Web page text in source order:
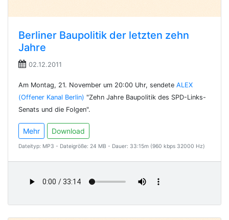
Berliner Baupolitik der letzten zehn
Jahre
02.12.2011
Am Montag, 21. November um 20:00 Uhr, sendete ALEX
(Offener Kanal Berlin) "Zehn Jahre Baupolitik des SPD-Links-
Senats und die Folgen".
Mehr Download
Dateityp: MP3 - Dateigröße: 24 MB - Dauer: 33:15m (960 kbps 32000 Hz)